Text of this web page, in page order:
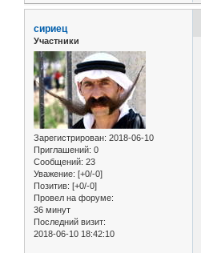
сириец
Участники
Зарегистрирован: 2018-06-10
Приглашений: 0
Сообщений: 23
Уважение: [+0/-0]
Позитив: [+0/-0]
Провел на форуме:
36 минут
Последний визит:
2018-06-10 18:42:10